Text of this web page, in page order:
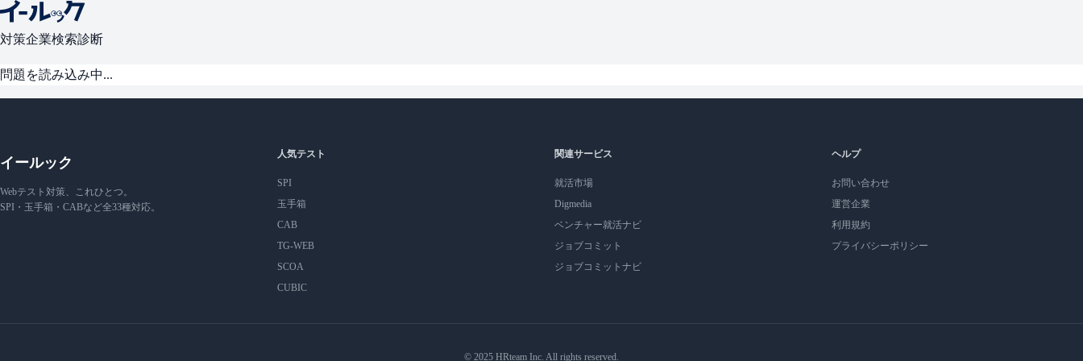
対策企業検索診断
問題を読み込み中...
イールック
Webテスト対策、これひとつ。
SPI・玉手箱・CABなど全33種対応。
人気テスト
SPI
玉手箱
CAB
TG-WEB
SCOA
CUBIC
関連サービス
就活市場
Digmedia
ベンチャー就活ナビ
ジョブコミット
ジョブコミットナビ
ヘルプ
お問い合わせ
運営企業
利用規約
プライバシーポリシー
© 2025 HRteam Inc. All rights reserved.